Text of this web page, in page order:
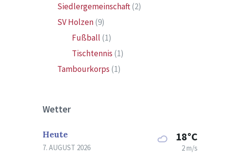
Siedlergemeinschaft(2)
SV Holzen(9)
Fußball (1)
Tischtennis (1)
Tambourkorps (1)
Wetter
Heute
7. AUGUST 2026
18°C
2 m/s